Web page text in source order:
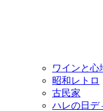
ワインと心
昭和レトロ
古民家
ハレの日デ